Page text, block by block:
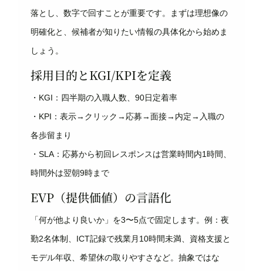
落とし、数字で回すことが重要です。まずは理想像の
明確化と、候補者が知りたい情報の具体化から始めま
しょう。
採用目的とKGI/KPIを定義
・KGI：四半期の入職人数、90日定着率
・KPI：表示→クリック→応募→面接→内定→入職の
各歩留まり
・SLA：応募から初回レスポンスは営業時間内1時間、
時間外は翌朝9時まで
EVP（提供価値）の言語化
「何が他より良いか」を3〜5点で固定します。例：夜
勤2名体制、ICT記録で残業月10時間未満、資格支援と
モデル年収、希望休の取りやすさなど。抽象ではな